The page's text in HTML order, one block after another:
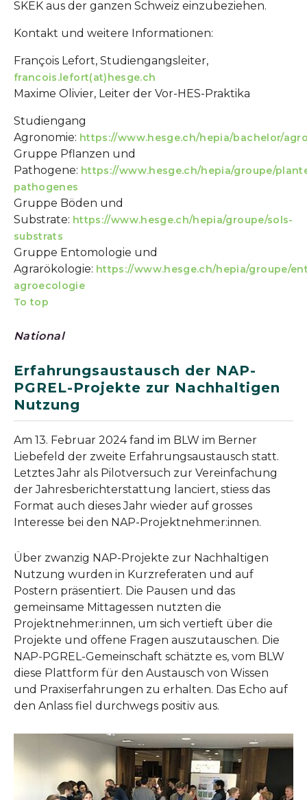
SKEK aus der ganzen Schweiz einzubeziehen.
Kontakt und weitere Informationen:
François Lefort, Studiengangsleiter,
francois.lefort(at)hesge.ch
Maxime Olivier, Leiter der Vor-HES-Praktika
Studiengang
Agronomie: https://www.hesge.ch/hepia/bachelor/
Gruppe Pflanzen und
Pathogene: https://www.hesge.ch/hepia/groupe/
pathogenes
Gruppe Böden und
Substrate: https://www.hesge.ch/hepia/groupe/sols-
substrats
Gruppe Entomologie und
Agrarökologie: https://www.hesge.ch/hepia/groupe/
agroecologie
To top
National
Erfahrungsaustausch der NAP-
PGREL-Projekte zur Nachhaltigen
Nutzung
Am 13. Februar 2024 fand im BLW im Berner
Liebefeld der zweite Erfahrungsaustausch statt.
Letztes Jahr als Pilotversuch zur Vereinfachung
der Jahresberichterstattung lanciert, stiess das
Format auch dieses Jahr wieder auf grosses
Interesse bei den NAP-Projektnehmer:innen.
Über zwanzig NAP-Projekte zur Nachhaltigen
Nutzung wurden in Kurzreferaten und auf
Postern präsentiert. Die Pausen und das
gemeinsame Mittagessen nutzten die
Projektnehmer:innen, um sich vertieft über die
Projekte und offene Fragen auszutauschen. Die
NAP-PGREL-Gemeinschaft schätzte es, vom BLW
diese Plattform für den Austausch von Wissen
und Praxiserfahrungen zu erhalten. Das Echo auf
den Anlass fiel durchwegs positiv aus.